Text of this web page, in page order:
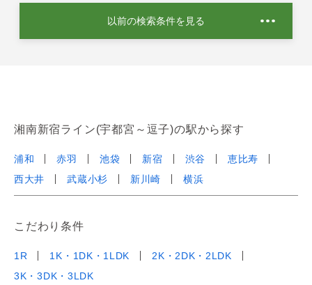
以前の検索条件を見る
湘南新宿ライン(宇都宮～逗子)の駅から探す
浦和 赤羽 池袋 新宿 渋谷
恵比寿
西大井
武蔵小杉 新川崎 横浜
こだわり条件
1R 1K・1DK・1LDK
2K・2DK・2LDK
3K・3DK・3LDK